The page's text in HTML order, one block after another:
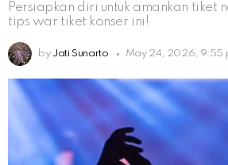
Persiapkan diri untuk amankan tiket
tips war tiket konser ini!
by Jati Sunarto May 24, 2026, 9:55